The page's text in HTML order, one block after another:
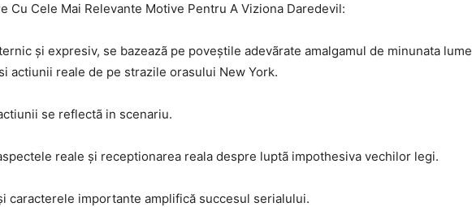
Cu Cele Mai Relevante Motive Pentru A Viziona Daredevil:
și expresiv, se bazeazã pe poveștile adevãrate amalgamul de minunata lume
actiunii reale de pe strazile orasului New York.
se reflectã in scenariu.
reale și receptionarea reala despre luptã impothesiva vechilor legi.
caracterele importante amplifică succesul serialului.